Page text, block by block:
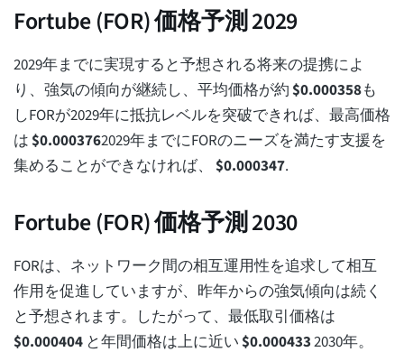
Fortube (FOR) 価格予測 2029
2029年までに実現すると予想される将来の提携によ
り、強気の傾向が継続し、平均価格が約$0.000358も
しFORが2029年に抵抗レベルを突破できれば、最高価格
は$0.0003762029年までにFORのニーズを満たす支援を
集めることができなければ、 $0.000347.
Fortube (FOR) 価格予測 2030
FORは、ネットワーク間の相互運用性を追求して相互
作用を促進していますが、昨年からの強気傾向は続く
と予想されます。したがって、最低取引価格は
$0.000404 と年間価格は上に近い$0.0004332030年。